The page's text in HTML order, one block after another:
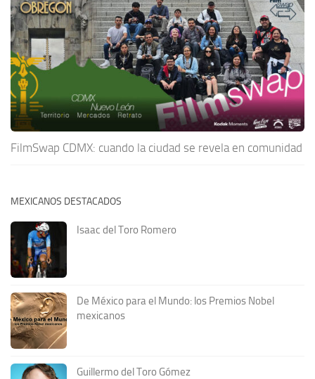
FilmSwap CDMX: cuando la ciudad se revela en comunidad
MEXICANOS DESTACADOS
Isaac del Toro Romero
De México para el Mundo: los Premios Nobel
mexicanos
Guillermo del Toro Gómez